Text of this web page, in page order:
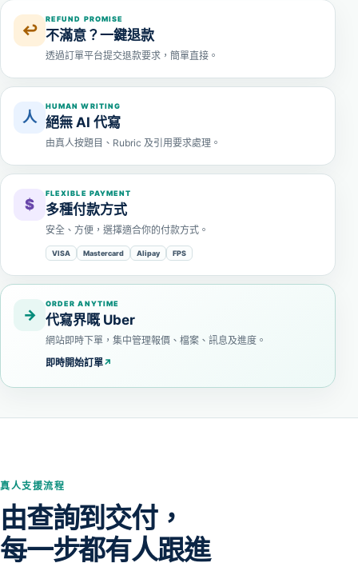
↩
REFUND PROMISE
不滿意？一鍵退款
透過訂單平台提交退款要求，簡單直接。
人
HUMAN WRITING
絕無 AI 代寫
由真人按題目、Rubric 及引用要求處理。
$
FLEXIBLE PAYMENT
多種付款方式
安全、方便，選擇適合你的付款方式。
VISA Mastercard Alipay FPS
→
ORDER ANYTIME
代寫界嘅 Uber
網站即時下單，集中管理報價、檔案、訊息及進度。
即時開始訂單↗
真人支援流程
由查詢到交付，
每一步都有人跟進